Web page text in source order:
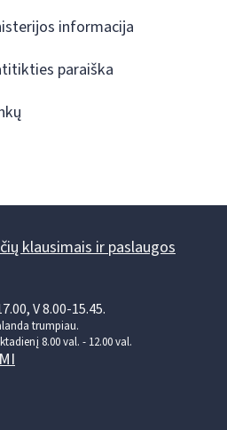
informacija
paraiška
klausimais ir paslaugos
V 8.00-15.45.
trumpiau.
8.00 val. - 12.00 val.